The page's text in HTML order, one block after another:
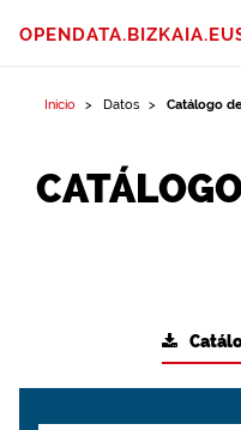
Inicio Datos Catálogo